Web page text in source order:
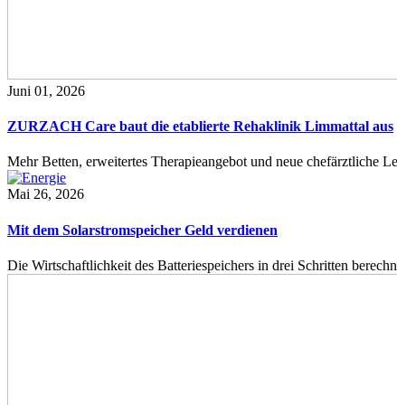
Juni 01, 2026
ZURZACH Care baut die etablierte Rehaklinik Limmattal aus
Mehr Betten, erweitertes Therapieangebot und neue
Mai 26, 2026
Mit dem Solarstromspeicher Geld verdienen
Die Wirtschaftlichkeit des Batteriespeichers in drei Schritten